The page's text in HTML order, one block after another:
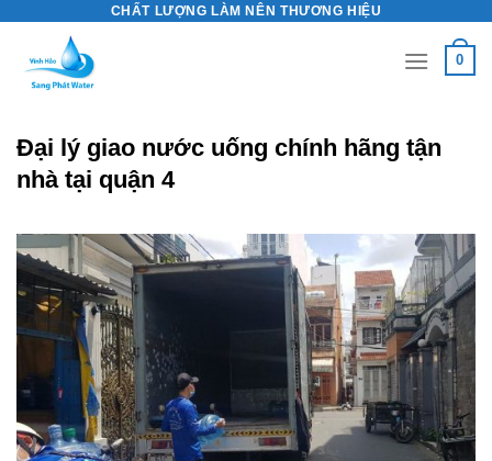
content
CHẤT LƯỢNG LÀM NÊN THƯƠNG HIỆU
0
Đại lý giao nước uống chính hãng tận
nhà tại quận 4